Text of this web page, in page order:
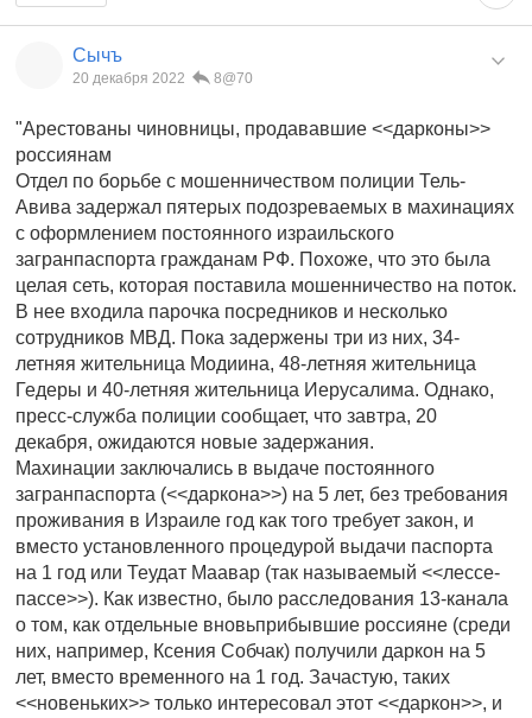
Сычъ
20 декабря 2022 8@70
"Арестованы чиновницы, продававшие <<дарконы>>
россиянам
Отдел по борьбе с мошенничеством полиции Тель-
Авива задержал пятерых подозреваемых в махинациях
с оформлением постоянного израильского
загранпаспорта гражданам РФ. Похоже, что это была
целая сеть, которая поставила мошенничество на поток.
В нее входила парочка посредников и несколько
сотрудников МВД. Пока задержены три из них, 34-
летняя жительница Модиина, 48-летняя жительница
Гедеры и 40-летняя жительница Иерусалима. Однако,
пресс-служба полиции сообщает, что завтра, 20
декабря, ожидаются новые задержания.
Махинации заключались в выдаче постоянного
загранпаспорта (<<даркона>>) на 5 лет, без требования
проживания в Израиле год как того требует закон, и
вместо установленного процедурой выдачи паспорта
на 1 год или Теудат Маавар (так называемый <<лессе-
пассе>>). Как известно, было расследования 13-канала
о том, как отдельные вновьприбывшие россияне (среди
них, например, Ксения Собчак) получили даркон на 5
лет, вместо временного на 1 год. Зачастую, таких
<<новеньких>> только интересовал этот <<даркон>>, и